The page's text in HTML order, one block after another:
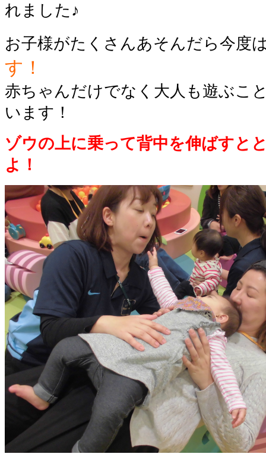
れました♪
お子様がたくさんあそんだら今度
す！
赤ちゃんだけでなく大人も遊ぶこ
います！
ゾウの上に乗って背中を伸ばすと
よ！